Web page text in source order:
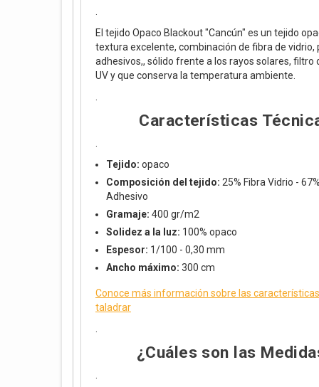
El tejido Opaco Blackout "Cancún" es un tejido
textura excelente, combinación de fibra de vidrio,
adhesivos,, sólido frente a los rayos solares, filtro
UV y que conserva la temperatura ambiente.
Características
Tejido: opaco
Composición del tejido: 25% Fibra Vidrio -
Adhesivo
Gramaje: 400 gr/m2
Solidez a la luz: 100% opaco
Espesor: 1/100 - 0,30 mm
Ancho máximo: 300 cm
Conoce más información sobre las
taladrar
¿Cuáles son las